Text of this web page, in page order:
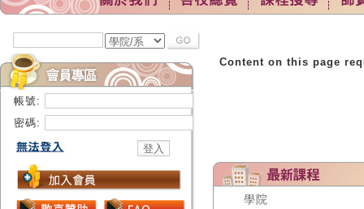
帳號:
密碼:
Content on this page
學院